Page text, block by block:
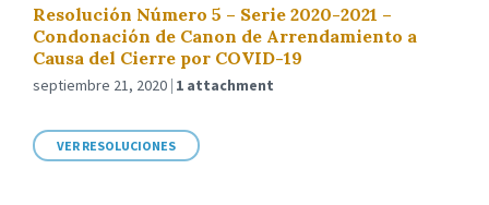
Resolución Número 5 – Serie 2020-2021 –
Condonación de Canon de Arrendamiento a
Causa del Cierre por COVID-19
septiembre 21, 2020 1 attachment
VER RESOLUCIONES